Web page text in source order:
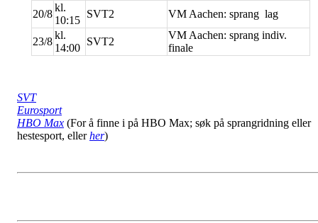
20/8
kl.
10:15
SVT2 VM Aachen: sprang lag
23/8
kl.
14:00
SVT2
VM Aachen: sprang indiv.
finale
SVT
Eurosport
HBO Max (For å finne i på HBO Max; søk på sprangridning eller
hestesport, ellerher)